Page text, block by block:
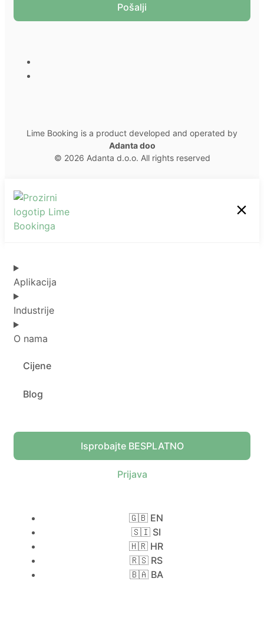
Pošalji
Lime Booking is a product developed and operated by
Adanta doo
© 2026 Adanta d.o.o. All rights reserved
Aplikacija
Industrije
O nama
Cijene
Blog
Isprobajte BESPLATNO
Prijava
🇬🇧 EN
🇸🇮 SI
🇭🇷 HR
🇷🇸 RS
🇧🇦 BA